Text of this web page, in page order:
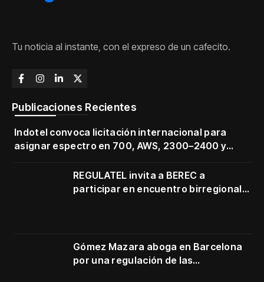
Tu noticia al instante, con el expreso de un cafecito.
Publicaciones Recientes
Indotel convoca licitación internacional para
asignar espectro en 700, AWS, 2300–2400 y
REGULATEL invita a BEREC a
participar en encuentro birregional
Gómez Mazara aboga en Barcelona
por una regulación de las